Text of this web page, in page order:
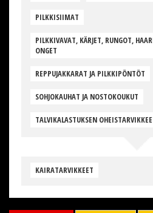
PILKKISIIMAT
PILKKIVAVAT, KÄRJET, RUNGOT,
ONGET
REPPUJAKKARAT JA PILKKIPÖNTÖT
SOHJOKAUHAT JA NOSTOKOUKUT
TALVIKALASTUKSEN
KAIRATARVIKKEET